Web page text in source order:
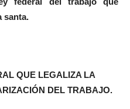
santa.
QUE LEGALIZA LA
DEL TRABAJO.